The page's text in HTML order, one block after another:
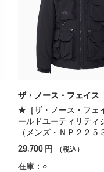
ザ・ノース・フェイス
★［ザ・ノース・フェ
ールドユーティリティ
（メンズ・ＮＰ２２５
29,700 円 （税込）
在庫：○